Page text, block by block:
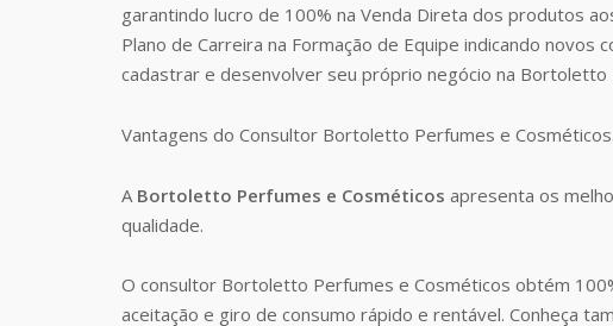
garantindo lucro de 100% na Venda Direta dos produtos
Plano de Carreira na Formação de Equipe indicando novos
cadastrar e desenvolver seu próprio negócio na Bortoletto
Vantagens do Consultor Bortoletto Perfumes e Cosméticos.
A Bortoletto Perfumes e Cosméticos apresenta os
qualidade.
O consultor Bortoletto Perfumes e Cosméticos obtém
aceitação e giro de consumo rápido e rentável. Conheça